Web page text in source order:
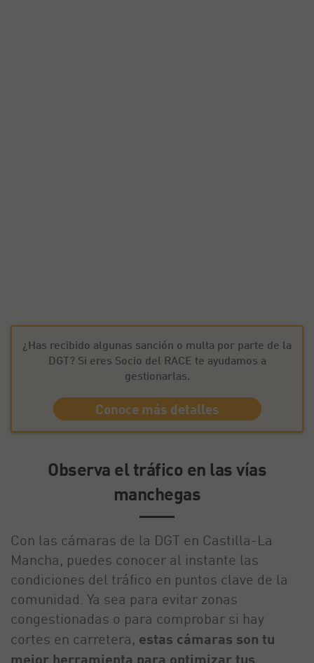
¿Has recibido algunas sanción o multa por parte de la
DGT? Si eres Socio del RACE te ayudamos a
gestionarlas.
Conoce más detalles
Observa el tráfico en las vías
manchegas
Con las cámaras de la DGT en Castilla-La
Mancha, puedes conocer al instante las
condiciones del tráfico en puntos clave de la
comunidad. Ya sea para evitar zonas
congestionadas o para comprobar si hay
cortes en carretera, estas cámaras son tu
mejor herramienta para optimizar tus